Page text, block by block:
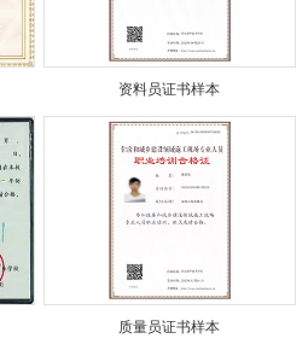
资料员证书样本
质量员证书样本